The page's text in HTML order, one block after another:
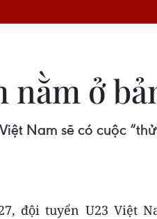
nằm ở
Nam sẽ có cuộc
đội tuyển U23 Việt